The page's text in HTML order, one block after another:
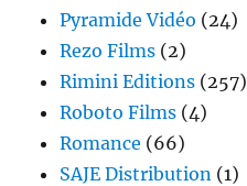
Pyramide Vidéo (24)
Rezo Films (2)
Rimini Editions (257)
Roboto Films (4)
Romance (66)
SAJE Distribution (1)